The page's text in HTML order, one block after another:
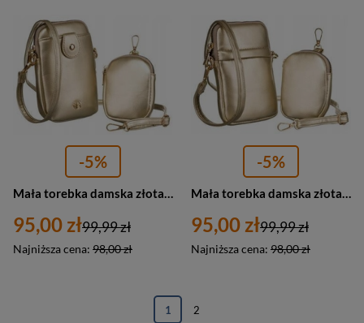
-5%
95,00 zł
Najniższa cena: 98,00 zł
99,99 zł
-5%
95,00 zł
Najniższa cena: 98,00 zł
99,99 zł
1 2